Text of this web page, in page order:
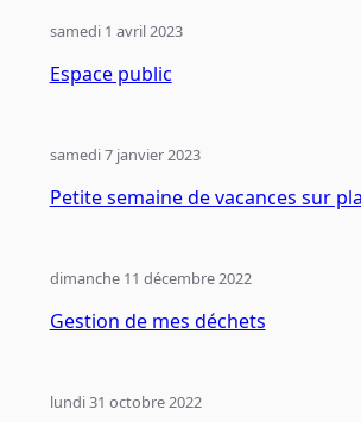
Espace public
samedi 1 avril 2023
Petite semaine de vacances sur
samedi 7 janvier 2023
Gestion de mes déchets
dimanche 11 décembre 2022
lundi 31 octobre 2022